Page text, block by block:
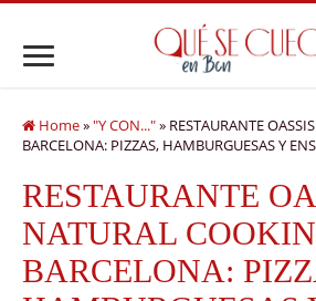
Home»"Y CON..."» RESTAURANTE
BARCELONA: PIZZAS, HAMBURGUESAS Y
RESTAURANTE
NATURAL
BARCELONA: